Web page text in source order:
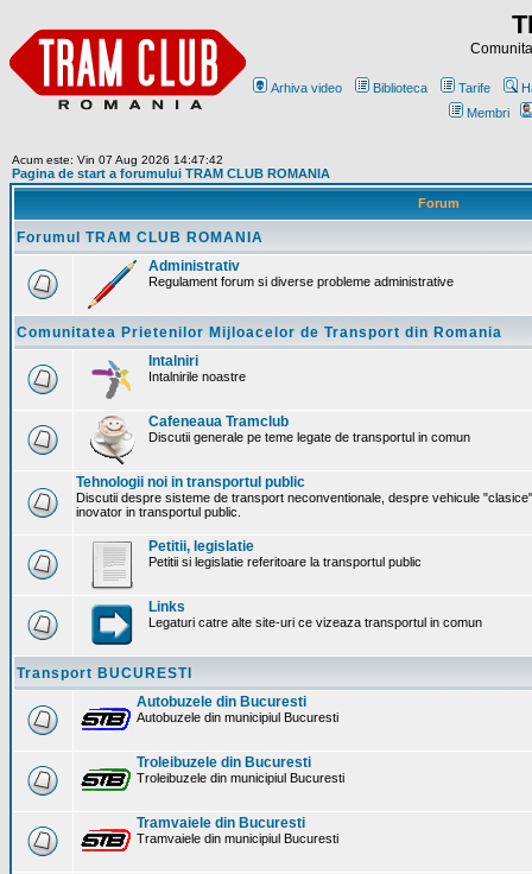
Arhiva video Biblioteca Tarife
Membri
Acum este: Vin 07 Aug 2026 14:47:42
Pagina de start a forumului TRAM CLUB ROMANIA
Forum
Forumul TRAM CLUB ROMANIA
Administrativ
Regulament forum si diverse probleme administrative
Comunitatea Prietenilor Mijloacelor de Transport din Romania
Intalniri
Intalnirile noastre
Cafeneaua Tramclub
Discutii generale pe teme legate de transportul in comun
Tehnologii noi in transportul public
Discutii despre sisteme de transport neconventionale, despre vehicule
inovator in transportul public.
Petitii, legislatie
Petitii si legislatie referitoare la transportul public
Links
Legaturi catre alte site-uri ce vizeaza transportul in comun
Transport BUCURESTI
Autobuzele din Bucuresti
Autobuzele din municipiul Bucuresti
Troleibuzele din Bucuresti
Troleibuzele din municipiul Bucuresti
Tramvaiele din Bucuresti
Tramvaiele din municipiul Bucuresti